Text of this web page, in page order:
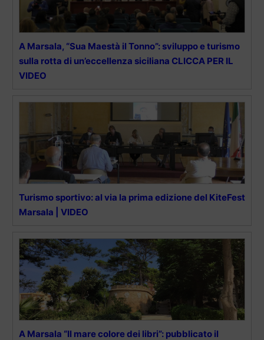
A Marsala, “Sua Maestà il Tonno”: sviluppo e turismo
sulla rotta di un’eccellenza siciliana CLICCA PER IL
VIDEO
Turismo sportivo: al via la prima edizione del KiteFest
Marsala | VIDEO
A Marsala “Il mare colore dei libri”: pubblicato il